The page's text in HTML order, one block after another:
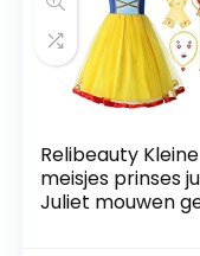
Relibeauty Kleine
meisjes prinses
Juliet mouwen